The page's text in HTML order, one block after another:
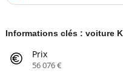
Informations clés : voiture
Prix
56 076 €